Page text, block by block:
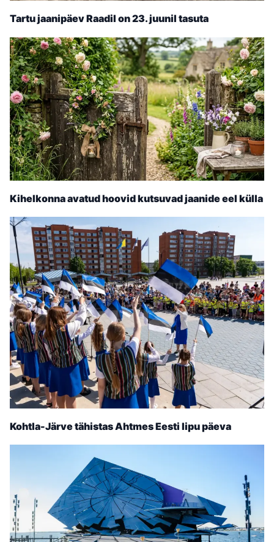
Tartu jaanipäev Raadil on 23. juunil tasuta
Kihelkonna avatud hoovid kutsuvad jaanide eel külla
Kohtla-Järve tähistas Ahtmes Eesti lipu päeva